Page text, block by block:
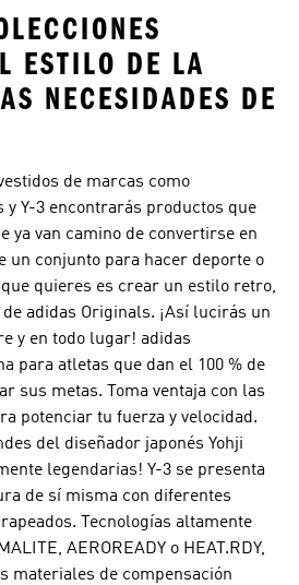
ESTILO DE LA
NECESIDADES DE
de marcas como
y Y-3 encontrarás productos que
ya van camino de convertirse en
un conjunto para hacer deporte o
quieres es crear un estilo retro,
adidas Originals. ¡Así lucirás un
y en todo lugar! adidas
para atletas que dan el 100 % de
sus metas. Toma ventaja con las
potenciar tu fuerza y velocidad.
del diseñador japonés Yohji
legendarias! Y-3 se presenta
de sí misma con diferentes
Tecnologías altamente
AEROREADY o HEAT.RDY,
materiales de compensación